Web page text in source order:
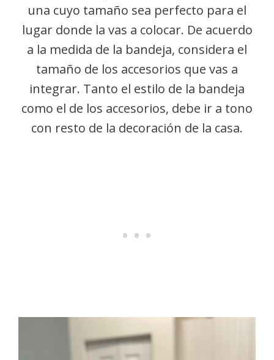
una cuyo tamaño sea perfecto para el
lugar donde la vas a colocar. De acuerdo
a la medida de la bandeja, considera el
tamaño de los accesorios que vas a
integrar. Tanto el estilo de la bandeja
como el de los accesorios, debe ir a tono
con resto de la decoración de la casa.